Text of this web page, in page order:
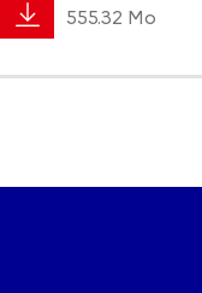
555.32 Mo